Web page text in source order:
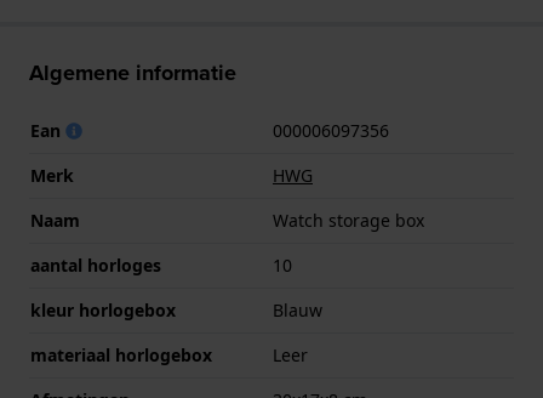
Algemene informatie
Ean
000006097356
Merk
HWG
Naam
Watch storage box
aantal horloges
10
kleur horlogebox
Blauw
materiaal horlogebox
Leer